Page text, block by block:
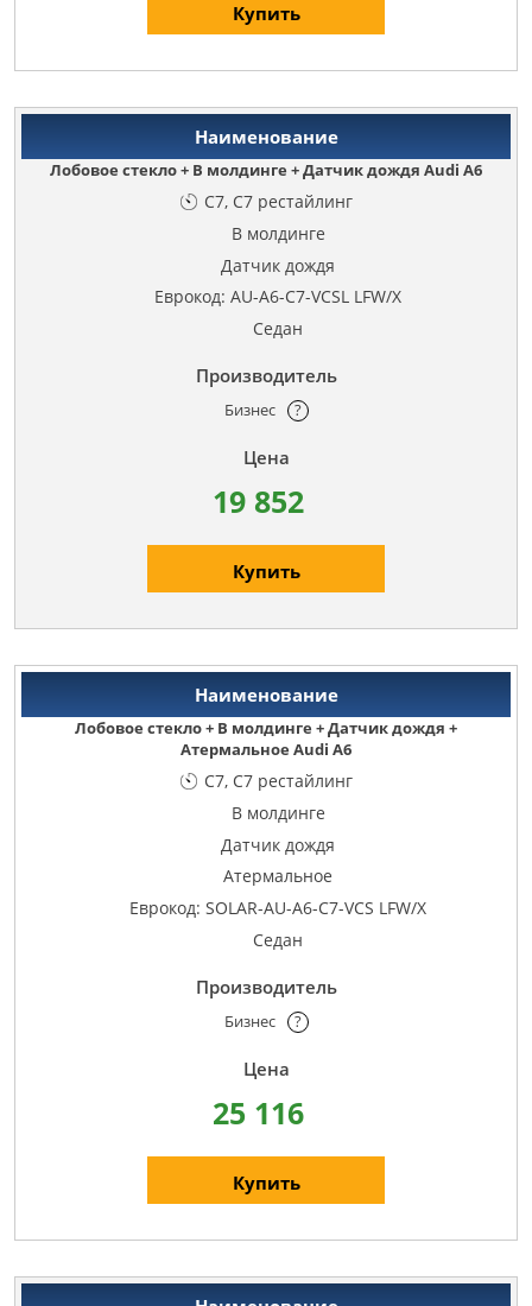
Купить
Лобовое стекло + В молдинге + Датчик дождя Audi A6
C7, C7 рестайлинг
В молдинге
Датчик дождя
Еврокод: AU-A6-C7-VCSL LFW/X
Седан
Бизнес ?
19 852
Купить
Лобовое стекло + В молдинге + Датчик дождя +
Атермальное Audi A6
C7, C7 рестайлинг
В молдинге
Датчик дождя
Атермальное
Еврокод: SOLAR-AU-A6-C7-VCS LFW/X
Седан
Бизнес ?
25 116
Купить